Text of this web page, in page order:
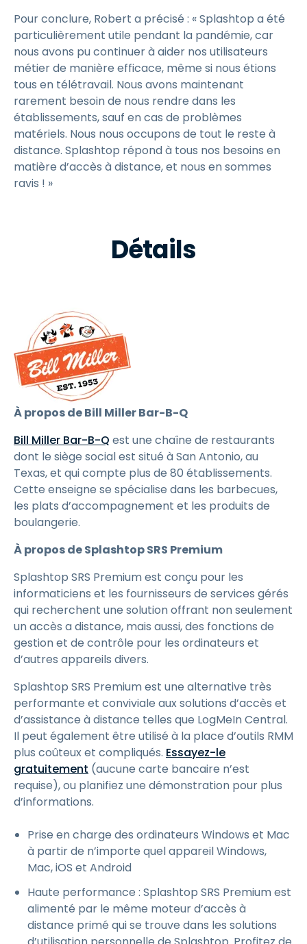
Pour conclure, Robert a précisé : « Splashtop a été
particulièrement utile pendant la pandémie, car
nous avons pu continuer à aider nos utilisateurs
métier de manière efficace, même si nous étions
tous en télétravail. Nous avons maintenant
rarement besoin de nous rendre dans les
établissements, sauf en cas de problèmes
matériels. Nous nous occupons de tout le reste à
distance. Splashtop répond à tous nos besoins en
matière d’accès à distance, et nous en sommes
ravis ! »
Détails
À propos de Bill Miller Bar-B-Q
Bill Miller Bar-B-Q est une chaîne de restaurants
dont le siège social est situé à San Antonio, au
Texas, et qui compte plus de 80 établissements.
Cette enseigne se spécialise dans les barbecues,
les plats d’accompagnement et les produits de
boulangerie.
À propos de Splashtop SRS Premium
Splashtop SRS Premium est conçu pour les
informaticiens et les fournisseurs de services gérés
qui recherchent une solution offrant non seulement
un accès a distance, mais aussi, des fonctions de
gestion et de contrôle pour les ordinateurs et
d’autres appareils divers.
Splashtop SRS Premium est une alternative très
performante et conviviale aux solutions d’accès et
d’assistance à distance telles que LogMeIn Central.
Il peut également être utilisé à la place d’outils RMM
plus coûteux et compliqués. Essayez-le
gratuitement (aucune carte bancaire n’est
requise), ou planifiez une démonstration pour plus
d’informations.
Prise en charge des ordinateurs Windows et Mac
à partir de n’importe quel appareil Windows,
Mac, iOS et Android
Haute performance : Splashtop SRS Premium est
alimenté par le même moteur d’accès à
distance primé qui se trouve dans les solutions